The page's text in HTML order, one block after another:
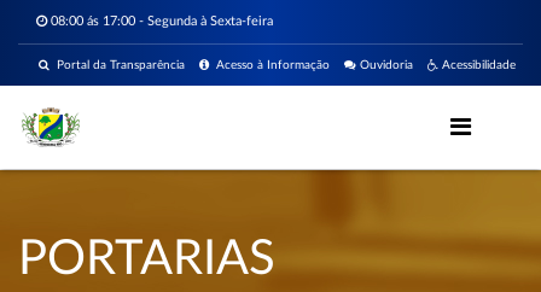
08:00 ás 17:00 - Segunda à Sexta-feira
Acessibilidade
Ouvidoria
Acesso à Informação
Portal da Transparência
PORTARIAS